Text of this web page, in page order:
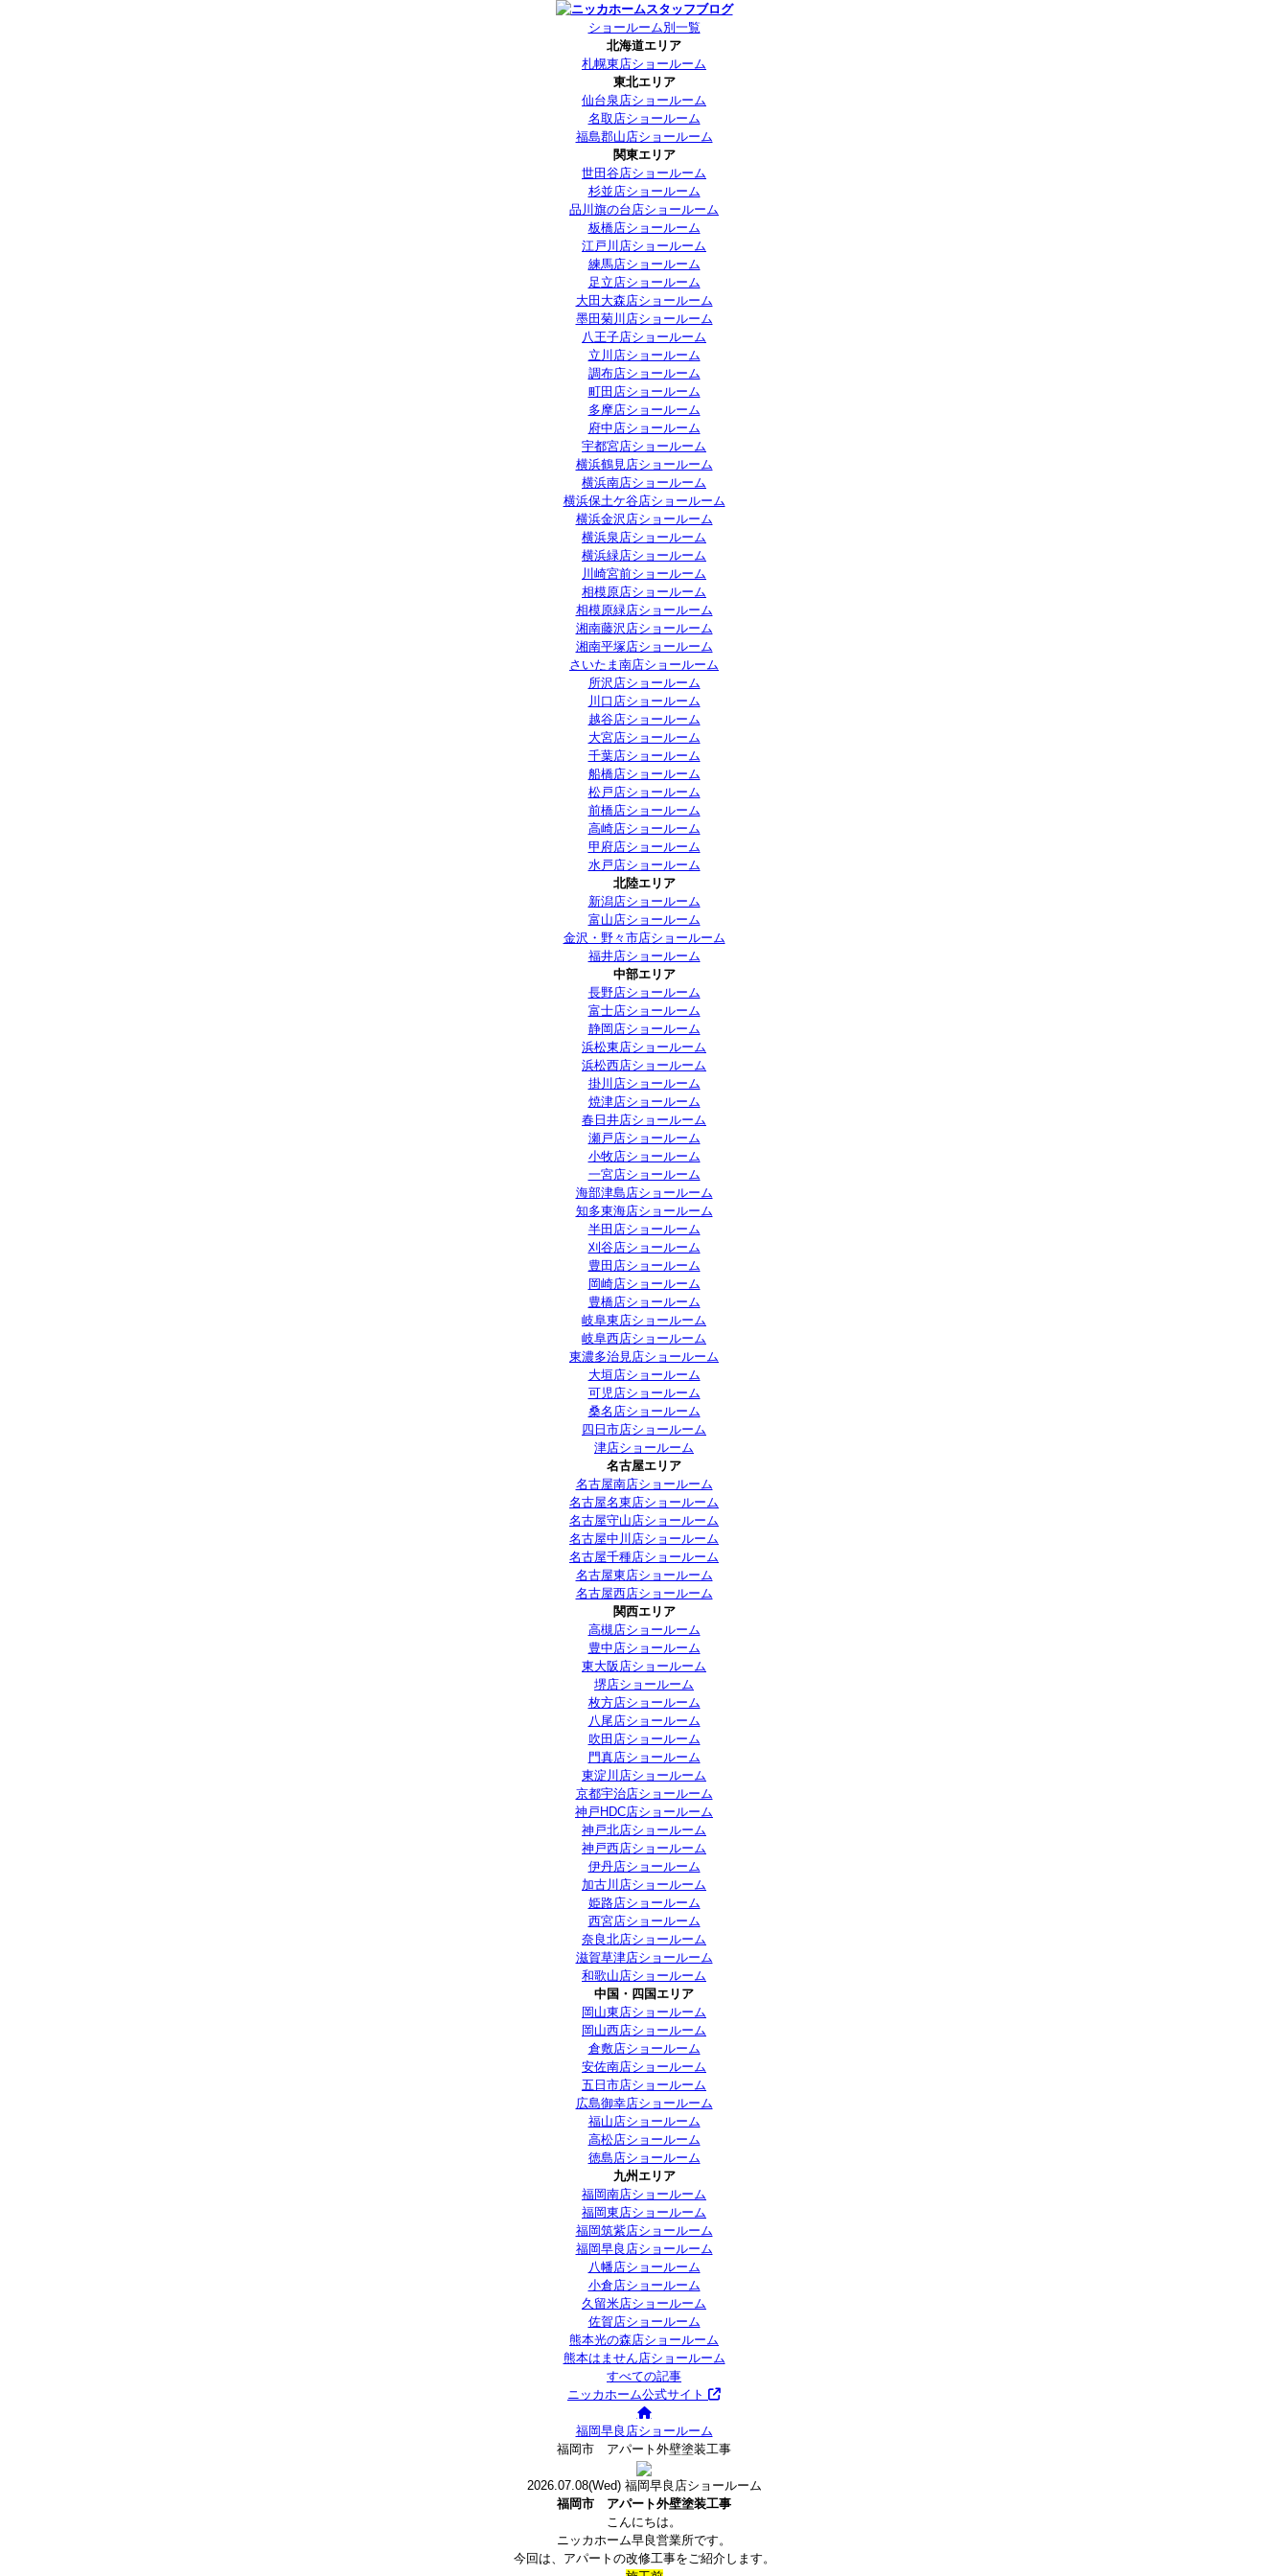
ショールーム別一覧
北海道エリア
札幌東店ショールーム
東北エリア
仙台泉店ショールーム
名取店ショールーム
福島郡山店ショールーム
関東エリア
世田谷店ショールーム
杉並店ショールーム
品川旗の台店ショールーム
板橋店ショールーム
江戸川店ショールーム
練馬店ショールーム
足立店ショールーム
大田大森店ショールーム
墨田菊川店ショールーム
八王子店ショールーム
立川店ショールーム
調布店ショールーム
町田店ショールーム
多摩店ショールーム
府中店ショールーム
宇都宮店ショールーム
横浜鶴見店ショールーム
横浜南店ショールーム
横浜保土ケ谷店ショールーム
横浜金沢店ショールーム
横浜泉店ショールーム
横浜緑店ショールーム
川崎宮前ショールーム
相模原店ショールーム
相模原緑店ショールーム
湘南藤沢店ショールーム
湘南平塚店ショールーム
さいたま南店ショールーム
所沢店ショールーム
川口店ショールーム
越谷店ショールーム
大宮店ショールーム
千葉店ショールーム
船橋店ショールーム
松戸店ショールーム
前橋店ショールーム
高崎店ショールーム
甲府店ショールーム
水戸店ショールーム
北陸エリア
新潟店ショールーム
富山店ショールーム
金沢・野々市店ショールーム
福井店ショールーム
中部エリア
長野店ショールーム
富士店ショールーム
静岡店ショールーム
浜松東店ショールーム
浜松西店ショールーム
掛川店ショールーム
焼津店ショールーム
春日井店ショールーム
瀬戸店ショールーム
小牧店ショールーム
一宮店ショールーム
海部津島店ショールーム
知多東海店ショールーム
半田店ショールーム
刈谷店ショールーム
豊田店ショールーム
岡崎店ショールーム
豊橋店ショールーム
岐阜東店ショールーム
岐阜西店ショールーム
東濃多治見店ショールーム
大垣店ショールーム
可児店ショールーム
桑名店ショールーム
四日市店ショールーム
津店ショールーム
名古屋エリア
名古屋南店ショールーム
名古屋名東店ショールーム
名古屋守山店ショールーム
名古屋中川店ショールーム
名古屋千種店ショールーム
名古屋東店ショールーム
名古屋西店ショールーム
関西エリア
高槻店ショールーム
豊中店ショールーム
東大阪店ショールーム
堺店ショールーム
枚方店ショールーム
八尾店ショールーム
吹田店ショールーム
門真店ショールーム
東淀川店ショールーム
京都宇治店ショールーム
神戸HDC店ショールーム
神戸北店ショールーム
神戸西店ショールーム
伊丹店ショールーム
加古川店ショールーム
姫路店ショールーム
西宮店ショールーム
奈良北店ショールーム
滋賀草津店ショールーム
和歌山店ショールーム
中国・四国エリア
岡山東店ショールーム
岡山西店ショールーム
倉敷店ショールーム
安佐南店ショールーム
五日市店ショールーム
広島御幸店ショールーム
福山店ショールーム
高松店ショールーム
徳島店ショールーム
九州エリア
福岡南店ショールーム
福岡東店ショールーム
福岡筑紫店ショールーム
福岡早良店ショールーム
八幡店ショールーム
小倉店ショールーム
久留米店ショールーム
佐賀店ショールーム
熊本光の森店ショールーム
熊本はません店ショールーム
すべての記事
ニッカホーム公式サイト
福岡早良店ショールーム
福岡市 アパート外壁塗装工事
2026.07.08(Wed)福岡早良店ショールーム
福岡市 アパート外壁塗装工事
こんにちは。
ニッカホーム早良営業所です。
今回は、アパートの改修工事をご紹介します。